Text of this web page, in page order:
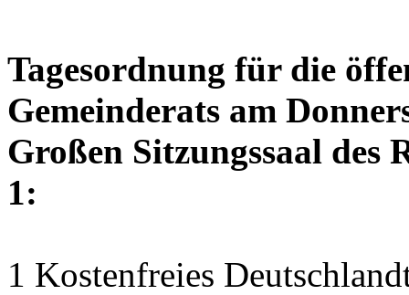
Tagesordnung für die
Gemeinderats am
Großen Sitzungssaal des
1:
1 Kostenfreies